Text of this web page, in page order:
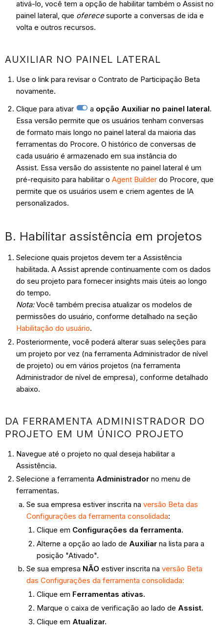
ativá-lo, você tem a opção de habilitar também o Assist no
painel lateral, que oferecesuporte a conversas de ida e
volta e outros recursos.
AUXILIAR NO PAINEL LATERAL
Use o link para revisar o Contrato de Participação Beta
novamente.
Clique para ativar
a opção Auxiliar no painel lateral.
Essa versão permite que os usuários tenham conversas
de formato mais longo no painel lateral da maioria das
ferramentas do Procore. O histórico de conversas de
cada usuário é armazenado em sua instância do
Assist. Essa versão do assistente no painel lateral é um
pré-requisito para habilitar o Agent Builderdo Procore, que
permite que os usuários usem e criem agentes de IA
personalizados.
B. Habilitar assistência em projetos
Selecione quais projetos devem ter a Assistência
habilitada. A Assist aprende continuamente com os dados
do seu projeto para fornecer insights mais úteis ao longo
do tempo.
Nota:Você também precisa atualizar os modelos de
permissões do usuário, conforme detalhado na seção
Habilitação do usuário.
Posteriormente, você poderá alterar suas seleções para
um projeto por vez (na ferramenta Administrador de nível
de projeto) ou em vários projetos (na ferramenta
Administrador de nível de empresa), conforme detalhado
abaixo.
DA FERRAMENTA ADMINISTRADOR DO
PROJETO EM UM ÚNICO PROJETO
Navegue até o projeto no qual deseja habilitar a
Assistência.
Selecione a ferramenta Administradorno menu de
ferramentas.
Se sua empresa estiver inscrita na versão Beta das
Configurações da ferramenta consolidada:
Clique em Configurações da ferramenta.
Alterne a opção ao lado de Auxiliarna lista para a
posição "Ativado".
Se sua empresa NÃO estiver inscrita na versão Beta
das Configurações da ferramenta consolidada:
Clique em Ferramentas ativas.
Marque o caixa de verificação ao lado de Assist.
Clique em Atualizar.